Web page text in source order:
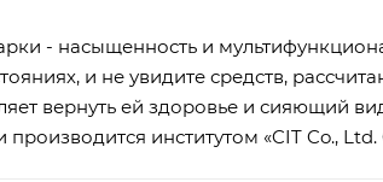
- насыщенность и
и не увидите средств,
вернуть ей здоровье и сияющий
производится институтом «CIT Co.,